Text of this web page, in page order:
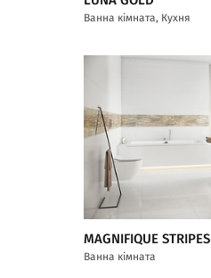
Ванна кімната, Кухня
MAGNIFIQUE STRIPES
Ванна кімната